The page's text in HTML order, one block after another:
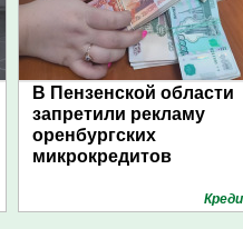
В Пензенской области
запретили рекламу
оренбургских
микрокредитов